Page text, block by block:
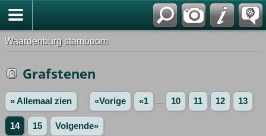
Waardenburg stamboom
Grafstenen
» Allemaal zien «Vorige «1 10 11 12 13
14 15 Volgende»